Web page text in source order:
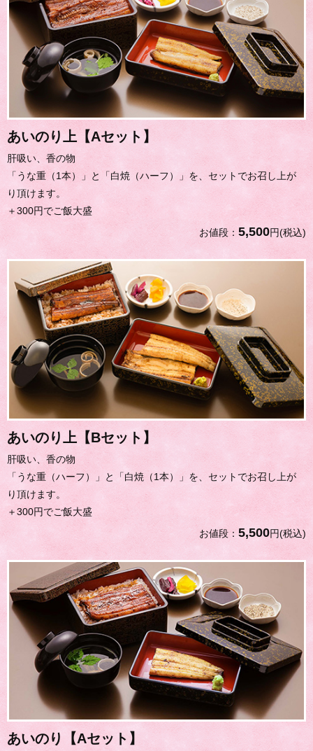
あいのり上【Aセット】
肝吸い、香の物
「うな重（1本）」と「白焼（ハーフ）」を、セットでお召し上が
り頂けます。
＋300円でご飯大盛
お値段： 5,500円(税込)
あいのり上【Bセット】
肝吸い、香の物
「うな重（ハーフ）」と「白焼（1本）」を、セットでお召し上が
り頂けます。
＋300円でご飯大盛
お値段： 5,500円(税込)
あいのり【Aセット】